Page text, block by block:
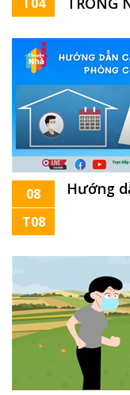
08
T08
Hướng